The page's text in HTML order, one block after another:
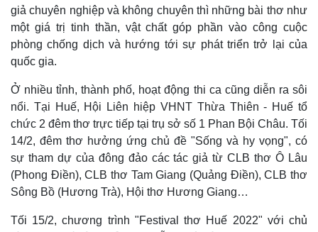
Pháp luật
Vụ án
Tin nóng
Tư vấn luật
Quân sự - Quốc phòng
Vũ khí
Việt Nam
Phân tích
giả chuyên nghiệp và không chuyên thì những bài thơ như
một giá trị tinh thần, vật chất góp phần vào công cuộc
phòng chống dịch và hướng tới sự phát triển trở lại của
quốc gia.
Ở nhiều tỉnh, thành phố, hoạt động thi ca cũng diễn ra sôi
nổi. Tại Huế, Hội Liên hiệp VHNT Thừa Thiên - Huế tổ
chức 2 đêm thơ trực tiếp tại trụ sở số 1 Phan Bội Châu. Tối
14/2, đêm thơ hưởng ứng chủ đề "Sống và hy vọng", có
sự tham dự của đông đảo các tác giả từ CLB thơ Ô Lâu
(Phong Điền), CLB thơ Tam Giang (Quảng Điền), CLB thơ
Sông Bồ (Hương Trà), Hội thơ Hương Giang…
Tối 15/2, chương trình "Festival thơ Huế 2022" với chủ